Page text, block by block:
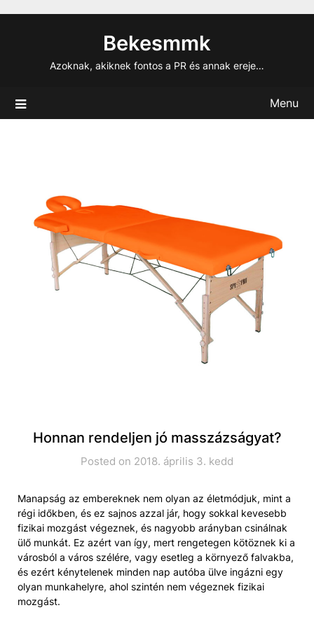
Bekesmmk
Azoknak, akiknek fontos a PR és annak ereje…
Menu
Honnan rendeljen jó masszázságyat?
Posted on 2018. április 3. kedd
Manapság az embereknek nem olyan az életmódjuk, mint a
régi időkben, és ez sajnos azzal jár, hogy sokkal kevesebb
fizikai mozgást végeznek, és nagyobb arányban csinálnak
ülő munkát. Ez azért van így, mert rengetegen kötöznek ki a
városból a város szélére, vagy esetleg a környező falvakba,
és ezért kénytelenek minden nap autóba ülve ingázni egy
olyan munkahelyre, ahol szintén nem végeznek fizikai
mozgást.